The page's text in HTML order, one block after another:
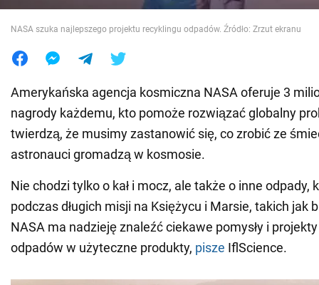
Jedzenie
NASA szuka najlepszego projektu recyklingu odpadów. Źródło: Zrzut ekranu
Amerykańska agencja kosmiczna NASA oferuje 3
nagrody każdemu, kto pomoże rozwiązać globalny
twierdzą, że musimy zastanowić się, co zrobić ze
astronauci gromadzą w kosmosie.
Nie chodzi tylko o kał i mocz, ale także o inne odpady,
podczas długich misji na Księżycu i Marsie, takich jak
NASA ma nadzieję znaleźć ciekawe pomysły i
odpadów w użyteczne produkty, pisze IflScience.